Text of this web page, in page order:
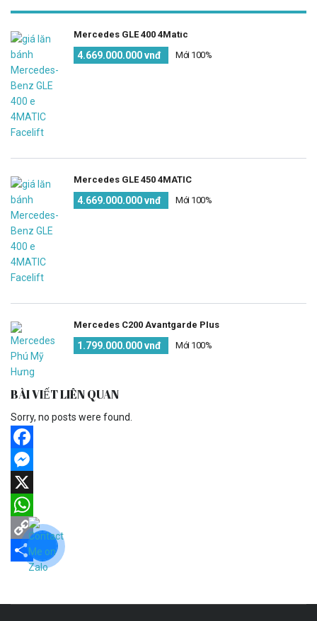
Mercedes GLE 400 4Matic
4.669.000.000 vnđ Mới 100%
Mercedes GLE 450 4MATIC
4.669.000.000 vnđ Mới 100%
Mercedes C200 Avantgarde Plus
1.799.000.000 vnđ Mới 100%
BÀI VIẾT LIÊN QUAN
Sorry, no posts were found.
Facebook
Messenger
X
WhatsApp
Copy
Share